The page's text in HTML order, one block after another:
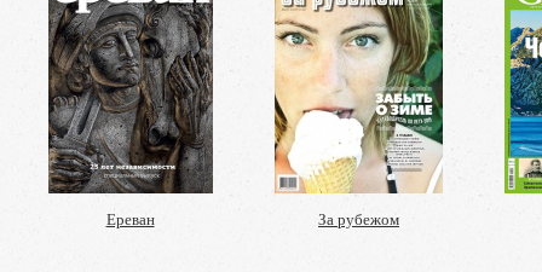
Ереван За рубежом